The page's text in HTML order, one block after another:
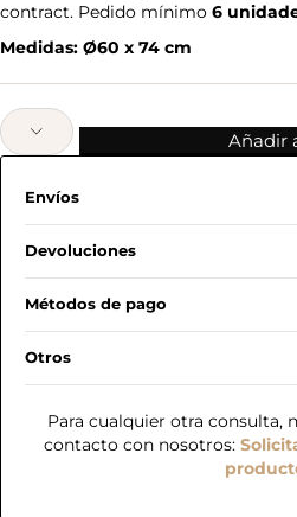
contract. Pedido mínimo 6
Medidas: Ø60 x 74 cm
Añadir
Envíos
Devoluciones
Métodos de pago
Otros
Para cualquier otra consulta,
contacto con nosotros: